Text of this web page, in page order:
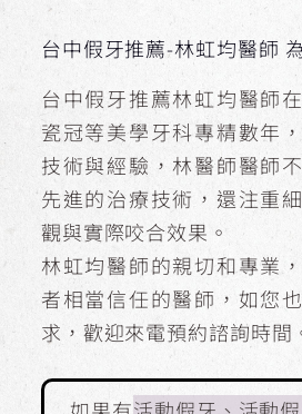
台中假牙推薦-林虹均醫師
台中假牙推薦林虹均醫師
瓷冠等美學牙科專精數年
技術與經驗，林醫師醫師
先進的治療技術，還注重
觀與實際咬合效果。
林虹均醫師的親切和專業
者相當信任的醫師，如您
求，歡迎來電預約諮詢時間